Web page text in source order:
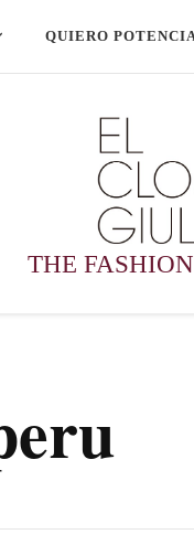
QUIERO
THE